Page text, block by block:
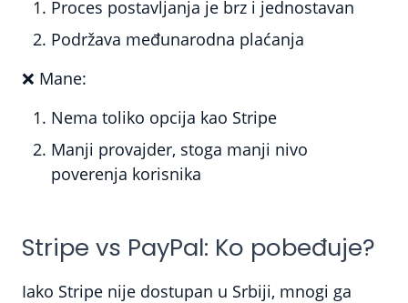
Proces postavljanja je brz i jednostavan
Podržava međunarodna plaćanja
❌ Mane:
Nema toliko opcija kao Stripe
Manji provajder, stoga manji nivo
poverenja korisnika
Stripe vs PayPal: Ko pobeđuje?
Iako Stripe nije dostupan u Srbiji, mnogi ga